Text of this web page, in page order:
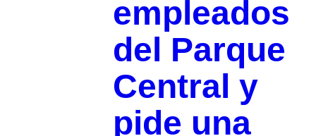
empleados
del Parque
Central y
pide una